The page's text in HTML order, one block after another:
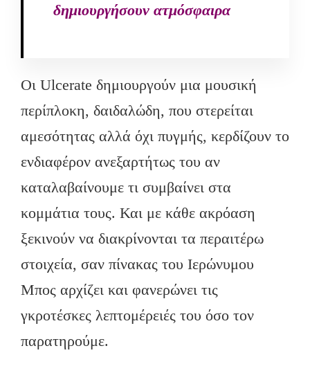
δημιουργήσουν ατμόσφαιρα
Οι Ulcerate δημιουργούν μια μουσική
περίπλοκη, δαιδαλώδη, που στερείται
αμεσότητας αλλά όχι πυγμής, κερδίζουν το
ενδιαφέρον ανεξαρτήτως του αν
καταλαβαίνουμε τι συμβαίνει στα
κομμάτια τους. Και με κάθε ακρόαση
ξεκινούν να διακρίνονται τα περαιτέρω
στοιχεία, σαν πίνακας του Ιερώνυμου
Μπος αρχίζει και φανερώνει τις
γκροτέσκες λεπτομέρειές του όσο τον
παρατηρούμε.